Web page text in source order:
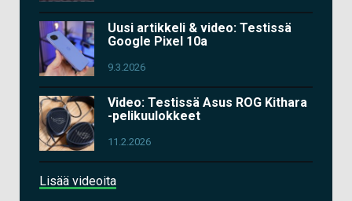
Uusi artikkeli & video: Testissä
Google Pixel 10a
9.3.2026
Video: Testissä Asus ROG Kithara
-pelikuulokkeet
11.2.2026
Lisää videoita